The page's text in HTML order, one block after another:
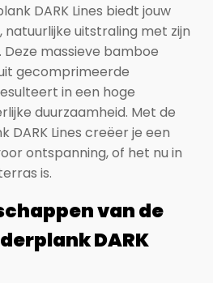
DARK Lines biedt jouw
uitstraling met zijn
massieve bamboe
gecomprimeerde
in een hoge
duurzaamheid. Met de
DARK Lines creëer je een
ontspanning, of het nu in
is.
van de
DARK